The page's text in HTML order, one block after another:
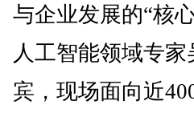
与企业发展的“核
人工智能领域专
宾，现场面向近